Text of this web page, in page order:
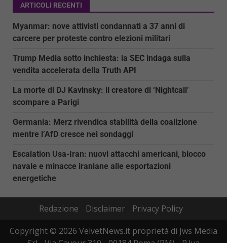
ARTICOLI RECENTI
Myanmar: nove attivisti condannati a 37 anni di
carcere per proteste contro elezioni militari
Trump Media sotto inchiesta: la SEC indaga sulla
vendita accelerata della Truth API
La morte di DJ Kavinsky: il creatore di ‘Nightcall’
scompare a Parigi
Germania: Merz rivendica stabilità della coalizione
mentre l’AfD cresce nei sondaggi
Escalation Usa-Iran: nuovi attacchi americani, blocco
navale e minacce iraniane alle esportazioni
energetiche
Redazione Disclaimer
Privacy Policy
Copyright © 2026 VelvetNews.it proprietà di Jws Media